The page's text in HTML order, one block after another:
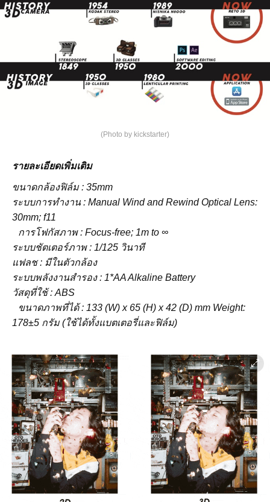
(Photo by kickstarter)
รายละเอียดเพิ่มเติม
ขนาดกล้องฟิล์ม : 35mm
ระบบการทำงาน : Manual Wind and Rewind Optical Lens:
30mm; f11
การโฟกัสภาพ : Focus-free; 1m to ∞
ระบบชัตเตอร์ภาพ : 1/125 วินาที
แฟลช : มีในตัวกล้อง
ระบบพลังงานสำรอง : 1*AA Alkaline Battery
วัสดุที่ใช้ : ABS
ขนาดภาพที่ได้ : 133 (W) x 65 (H) x 42 (D) mm Weight:
178±5 กรัม (ใช้ได้ทั้งแบตเตอรี่และฟิล์ม)